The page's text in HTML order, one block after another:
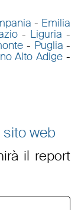
- Emilia
- Liguria -
- Puglia -
Alto Adige -
web
il report